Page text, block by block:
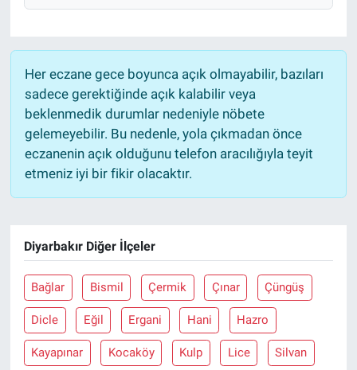
Her eczane gece boyunca açık olmayabilir, bazıları
sadece gerektiğinde açık kalabilir veya
beklenmedik durumlar nedeniyle nöbete
gelemeyebilir. Bu nedenle, yola çıkmadan önce
eczanenin açık olduğunu telefon aracılığıyla teyit
etmeniz iyi bir fikir olacaktır.
Diyarbakır Diğer İlçeler
Bağlar Bismil Çermik Çınar Çüngüş
Dicle Eğil Ergani Hani Hazro
Kayapınar Kocaköy Kulp Lice Silvan